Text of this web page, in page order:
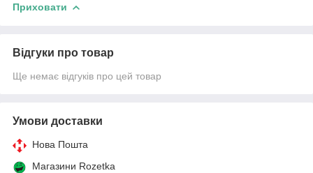
Приховати
Відгуки про товар
Ще немає відгуків про цей товар
Умови доставки
Нова Пошта
Магазини Rozetka